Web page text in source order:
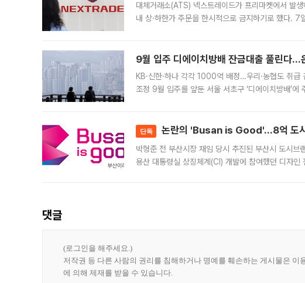
대체거래소(ATS) 넥스트레이드가 프리마켓에서 발
내 상·하한가 주문을 한시적으로 금지하기로 했다. 7
9월 입주 디에이치방배 잔금대출 풀린다
KB·신한·하나 각각 1000억 배정…우리·농협도 취
조정 9월 입주를 앞둔 서울 서초구 ‘디에이치방배’
단독 논란의 'Busan is Good'…8억 도시
박형준 전 부산시장 재임 당시 추진된 부산시 도시
용산 대통령실 상징체계(CI) 개발에 참여했던 디자
댓글